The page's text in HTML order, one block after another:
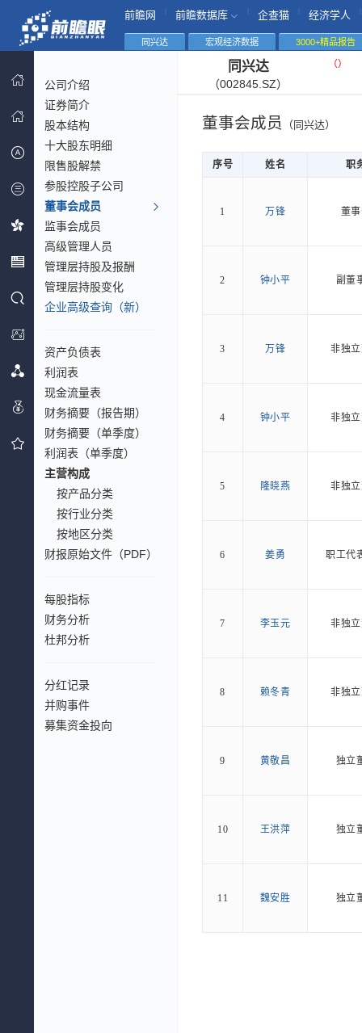
前瞻网 前瞻数据库 企查猫 经济学人
同兴达 宏观经济数据 3000+精品报告
公司介绍
证券简介
股本结构
十大股东明细
限售股解禁
参股控股子公司
董事会成员
监事会成员
高级管理人员
管理层持股及报酬
管理层持股变化
企业高级查询（新）
资产负债表
利润表
现金流量表
财务摘要（报告期）
财务摘要（单季度）
利润表（单季度）
主营构成
按产品分类
按行业分类
按地区分类
财报原始文件（PDF）
每股指标
财务分析
杜邦分析
分红记录
并购事件
募集资金投向
同兴达
（002845.SZ）
（）
董事会成员 （同兴达）
序号 姓名 职
1 万锋 董
2 钟小平 副董
3 万锋 非独
4 钟小平 非独
5 隆晓燕 非独
6 姜勇 职工代
7 李玉元 非独
8 赖冬青 非独
9 黄敬昌 独立
10 王洪萍 独立
11 魏安胜 独立